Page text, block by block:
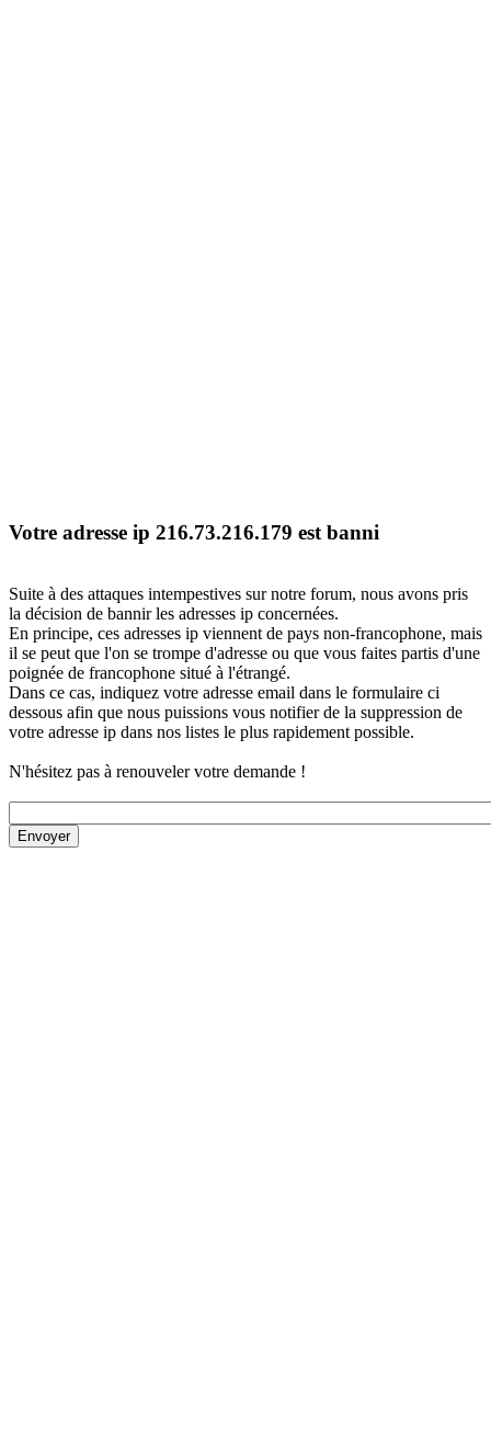
Votre adresse ip 216.73.216.179 est banni
Suite à des attaques intempestives sur notre forum, nous avons pris
la décision de bannir les adresses ip concernées.
En principe, ces adresses ip viennent de pays non-francophone, mais
il se peut que l'on se trompe d'adresse ou que vous faites partis d'une
poignée de francophone situé à l'étrangé.
Dans ce cas, indiquez votre adresse email dans le formulaire ci
dessous afin que nous puissions vous notifier de la suppression de
votre adresse ip dans nos listes le plus rapidement possible.
N'hésitez pas à renouveler votre demande !